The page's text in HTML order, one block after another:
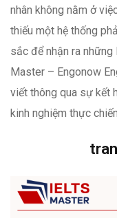
nhân không nằm ở
thiếu một hệ thống
sắc để nhận ra những
Master – Engonow
viết thông qua sự kết
kinh nghiệm thực